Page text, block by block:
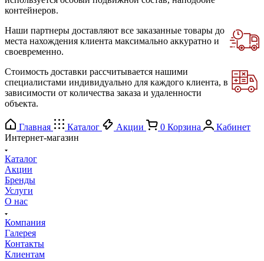
контейнеров.
Наши партнеры доставляют все заказанные товары до
места нахождения клиента максимально аккуратно и
своевременно.
Стоимость доставки рассчитывается нашими
специалистами индивидуально для каждого клиента, в
зависимости от количества заказа и удаленности
объекта.
Главная Каталог Акции 0 Корзина
Кабинет
Интернет-магазин
Каталог
Акции
Бренды
Услуги
О нас
Компания
Галерея
Контакты
Клиентам